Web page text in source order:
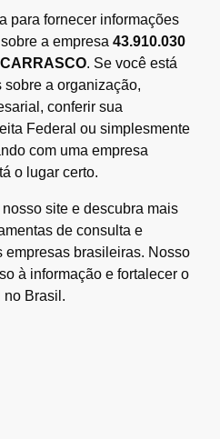
para fornecer informações
a empresa 43.910.030
. Se você está
sobre a organização,
conferir sua
Federal ou simplesmente
com uma empresa
o lugar certo.
site e descubra mais
de consulta e
empresas brasileiras. Nosso
à informação e fortalecer o
no Brasil.